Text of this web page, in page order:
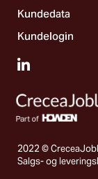
Kundedata
Kundelogin
2022 ©
Salgs- og